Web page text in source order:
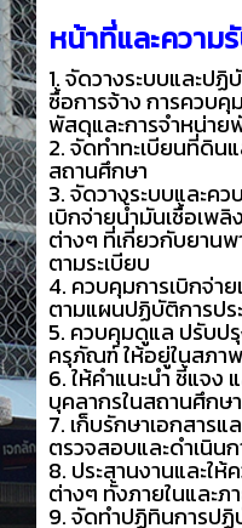
หน้าที่และควา
1. จัดวางระบบและป
ซื้อการจ้าง การควบคุ
พัสดุและการจำหน่าย
2. จัดทำทะเบียนที่ดิน
สถานศึกษา
3. จัดวางระบบและค
เบิกจ่ายน้ำมันเชื้อเพ
ต่างๆ ที่เกี่ยวกับยาน
ตามระเบียบ
4. ควบคุมการเบิกจ่าย
ตามแผนปฏิบัติการปร
5. ควบคุมดูแล ปรับป
ครุภัณฑ์ ให้อยู่ในสภา
6. ให้คำแนะนำ ชี้แจง
บุคลากรในสถานศึกษ
7. เก็บรักษาเอกสาร
ตรวจสอบและดำเนิน
8. ประสานงานและใ
ต่างๆ ทั้งภายในและ
9. จัดทำปฏิทินการปฏิ